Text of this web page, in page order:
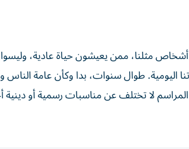
إلى أشخاص مثلنا، ممن يعيشون حياة عادية،
اليومية. طوال سنوات، بدا وكأن عامة
لا تختلف عن مناسبات رسمية أو